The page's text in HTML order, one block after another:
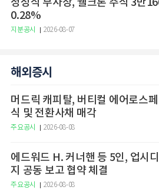
정성식 부사장, 웰크론 주식 3만1669주 ↑…
0.28%
지분공시 2026-08-07
해외증시
머드릭 캐피탈, 버티컬 에어로스
식 및 전환사채 매각
주요공시 2026-08-08
에드워드 H. 커너핸 등 5인, 업시
지 공동 보고 협약 체결
주요공시 2026-08-08